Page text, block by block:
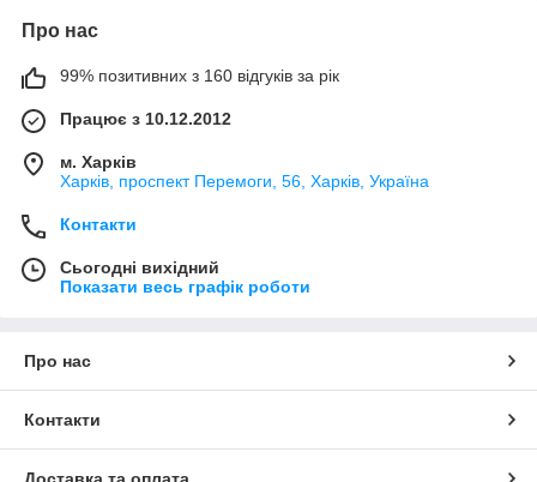
Про нас
99% позитивних з 160 відгуків за рік
Працює з 10.12.2012
м. Харків
Харків, проспект Перемоги, 56, Харків, Україна
Контакти
Сьогодні вихідний
Показати весь графік роботи
Про нас
Контакти